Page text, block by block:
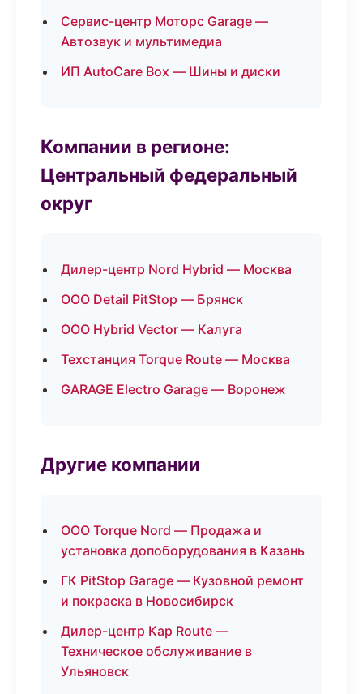
Сервис-центр Моторс Garage —
Автозвук и мультимедиа
ИП AutoCare Box — Шины и диски
Компании в регионе:
Центральный федеральный
округ
Дилер-центр Nord Hybrid — Москва
ООО Detail PitStop — Брянск
ООО Hybrid Vector — Калуга
Техстанция Torque Route — Москва
GARAGE Electro Garage — Воронеж
Другие компании
ООО Torque Nord — Продажа и
установка допоборудования в Казань
ГК PitStop Garage — Кузовной ремонт
и покраска в Новосибирск
Дилер-центр Кар Route —
Техническое обслуживание в
Ульяновск